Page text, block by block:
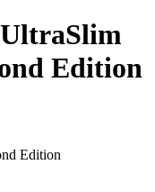
Edition
Edition